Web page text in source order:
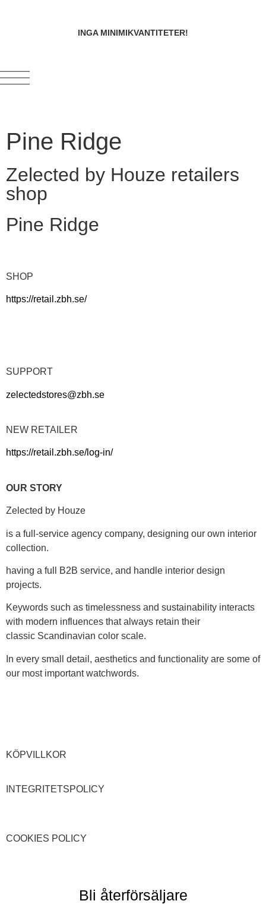
INGA MINIMIKVANTITETER!
Pine Ridge
Zelected by Houze retailers
shop
Pine Ridge
SHOP
https://retail.zbh.se/
SUPPORT
zelectedstores@zbh.se
NEW RETAILER
https://retail.zbh.se/log-in/
OUR STORY
Zelected by Houze
is a full-service agency company, designing our own interior
collection.
having a full B2B service, and handle interior design
projects.
Keywords such as timelessness and sustainability interacts
with modern influences that always retain their
classic Scandinavian color scale.
In every small detail, aesthetics and functionality are some of
our most important watchwords.
KÖPVILLKOR
INTEGRITETSPOLICY
COOKIES POLICY
Bli återförsäljare